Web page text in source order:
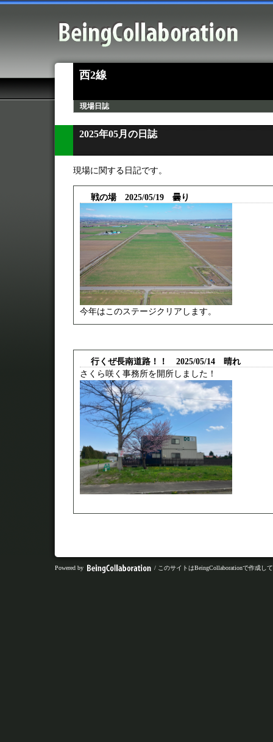
西2線
現場日誌
2025年05月の日誌
現場に関する日記です。
戦の場 2025/05/19 曇り
今年はこのステージクリアします。
行くぜ長南道路！！ 2025/05/14 晴れ
さくら咲く事務所を開所しました！
Powered by / このサイトはBeingCollaborationで作成し